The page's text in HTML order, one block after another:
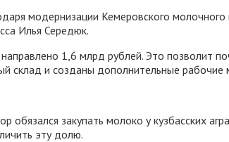
модернизации Кемеровского
Илья Середюк.
1,6 млрд рублей. Это позволит
склад и созданы дополнительные рабочие
обязался закупать молоко у кузбасских
эту долю.